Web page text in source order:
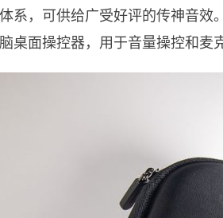
系，可供给广受好评的传神音
桌面操控器，用于音量操控和麦